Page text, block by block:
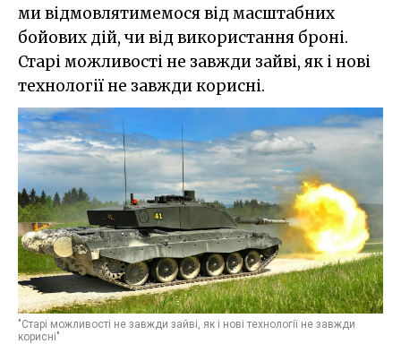
ми відмовлятимемося від масштабних
бойових дій, чи від використання броні.
Старі можливості не завжди зайві, як і нові
технології не завжди корисні.
"Старі можливості не завжди зайві, як і нові технології не завжди
корисні"